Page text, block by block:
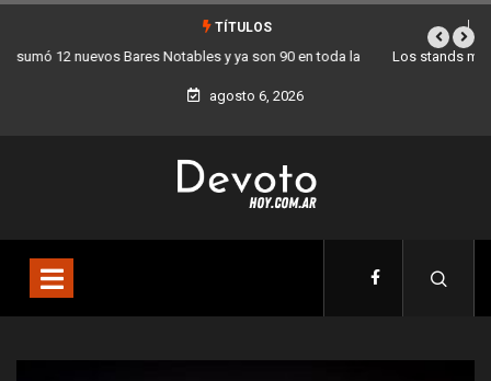
TÍTULOS
Los stands móviles de la Ciudad llegan esta semana a Villa Devoto
agosto 6, 2026